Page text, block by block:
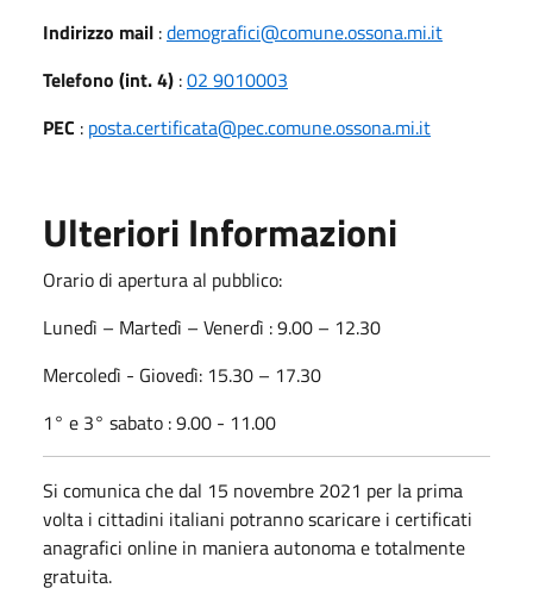
Indirizzo mail :demografici@comune.ossona.mi.it
Telefono (int. 4) :02 9010003
PEC : posta.certificata@pec.comune.ossona.mi.it
Ulteriori Informazioni
Orario di apertura al pubblico:
Lunedì – Martedì – Venerdì : 9.00 – 12.30
Mercoledì - Giovedì: 15.30 – 17.30
1° e 3° sabato : 9.00 - 11.00
Si comunica che dal 15 novembre 2021 per la prima
volta i cittadini italiani potranno scaricare i certificati
anagrafici online in maniera autonoma e totalmente
gratuita.